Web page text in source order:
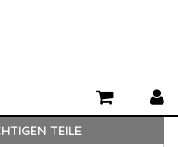
TEILE